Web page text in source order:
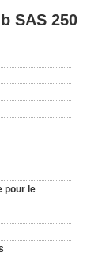
SAS 250
pour le